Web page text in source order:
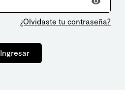
¿Olvidaste tu contraseña?
Ingresar